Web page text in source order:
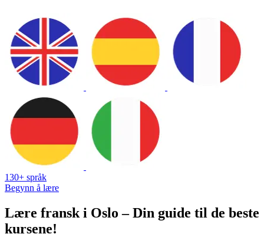
130+ språk
Begynn å lære
Lære fransk i Oslo – Din guide til de beste
kursene!